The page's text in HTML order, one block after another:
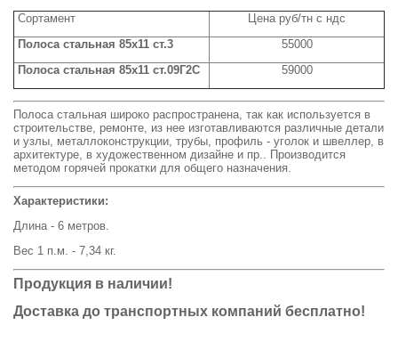
Сортамент
Цена руб/тн с ндс
Полоса стальная 85x11 ст.3
55000
Полоса стальная 85x11 ст.09Г2С
59000
Полоса стальная широко распространена, так как используется в
строительстве, ремонте, из нее изготавливаются различные детали
и узлы, металлоконструкции, трубы, профиль - уголок и швеллер, в
архитектуре, в художественном дизайне и пр.. Производится
методом горячей прокатки для общего назначения.
Характеристики:
Длина - 6 метров.
Вес 1 п.м. - 7,34 кг.
Продукция в наличии!
Доставка до транспортных компаний бесплатно!